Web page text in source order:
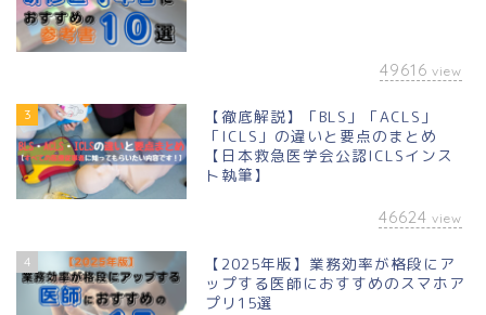
49616 view
3
【徹底解説】「BLS」「ACLS」
「ICLS」の違いと要点のまとめ
【日本救急医学会公認ICLSインス
ト執筆】
46624 view
4
【2025年版】業務効率が格段にア
ップする医師におすすめのスマホア
プリ15選